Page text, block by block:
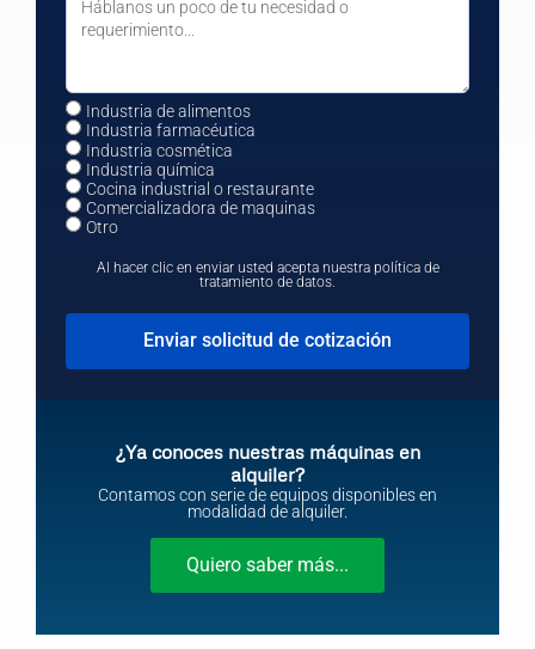
Industria de alimentos
Industria farmacéutica
Industria cosmética
Industria química
Cocina industrial o restaurante
Comercializadora de maquinas
Otro
Al hacer clic en enviar usted acepta nuestra política de
tratamiento de datos.
Enviar solicitud de cotización
¿Ya conoces nuestras máquinas en
alquiler?
Contamos con serie de equipos disponibles en
modalidad de alquiler.
Quiero saber más...